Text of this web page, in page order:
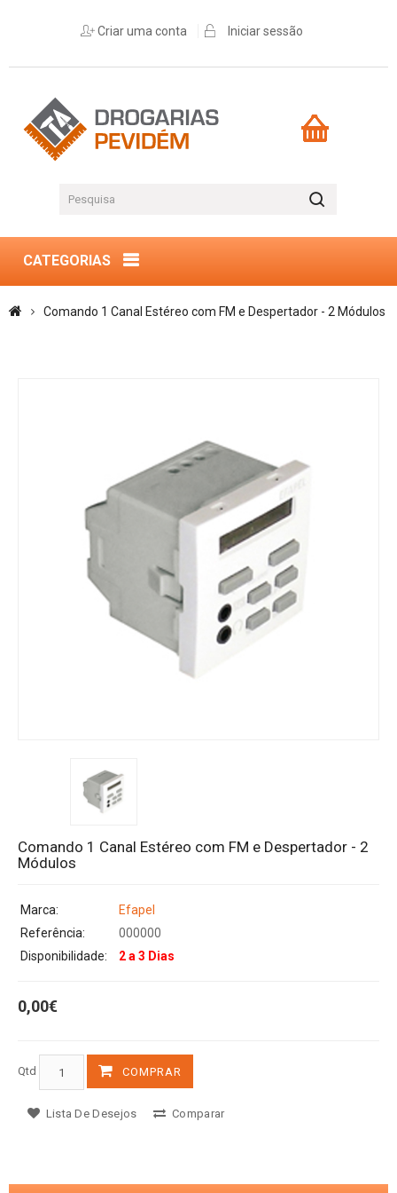
Criar uma conta Iniciar sessão
CATEGORIAS
Comando 1 Canal Estéreo com FM e Despertador - 2 Módulos
Comando 1 Canal Estéreo com FM e Despertador - 2
Módulos
Marca:
Efapel
Referência:
000000
Disponibilidade:
2 a 3 Dias
0,00€
Qtd COMPRAR
Lista De Desejos Comparar